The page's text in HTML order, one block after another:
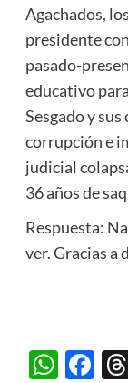
Agachados,
presidente
pasado-
educativo
Sesgado y
corrupción e
judicial
36 años de
Respuesta:
ver. Gracias a